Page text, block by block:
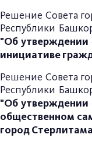
Решение Совета
Республики
"Об утверждении
инициативе
Решение Совета
Республики
"Об
общественном
город